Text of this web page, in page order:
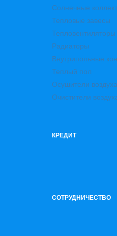
Солнечные
Тепловые завесы
Тепловентиляторы
Радиаторы
Внутрипольные
Теплый пол
Осушители воздуха
Очистители
КРЕДИТ
СОТРУДНИЧЕСТВО